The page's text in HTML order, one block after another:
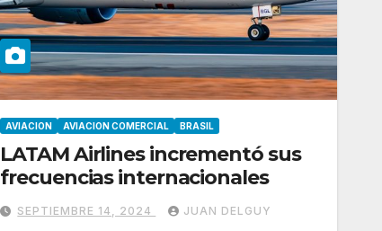
AVIACION AVIACION COMERCIAL BRASIL
LATAM Airlines incrementó sus
frecuencias internacionales
SEPTIEMBRE 14, 2024 JUAN DELGUY